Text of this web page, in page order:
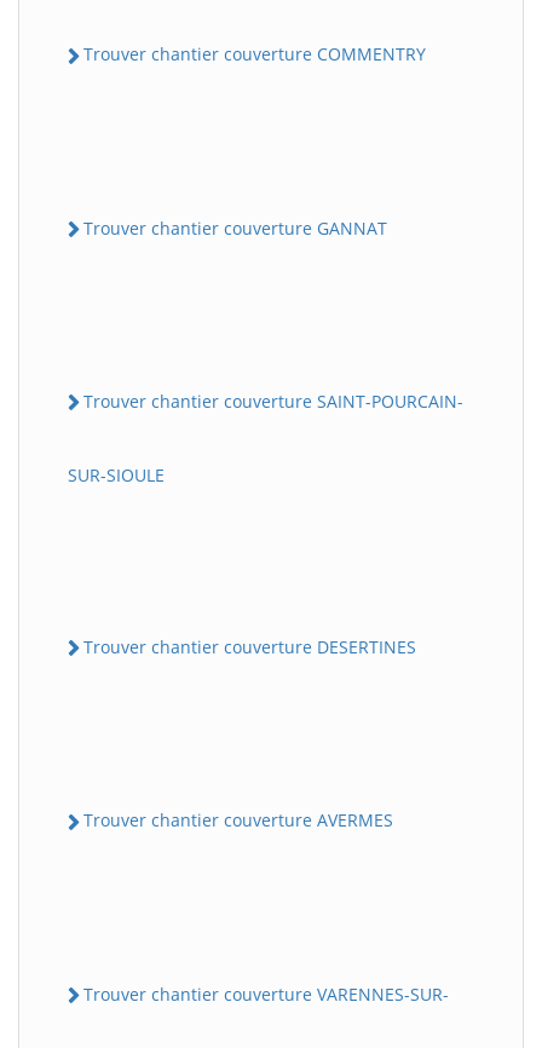
Trouver chantier couverture COMMENTRY
Trouver chantier couverture GANNAT
Trouver chantier couverture SAINT-POURCAIN-
SUR-SIOULE
Trouver chantier couverture DESERTINES
Trouver chantier couverture AVERMES
Trouver chantier couverture VARENNES-SUR-